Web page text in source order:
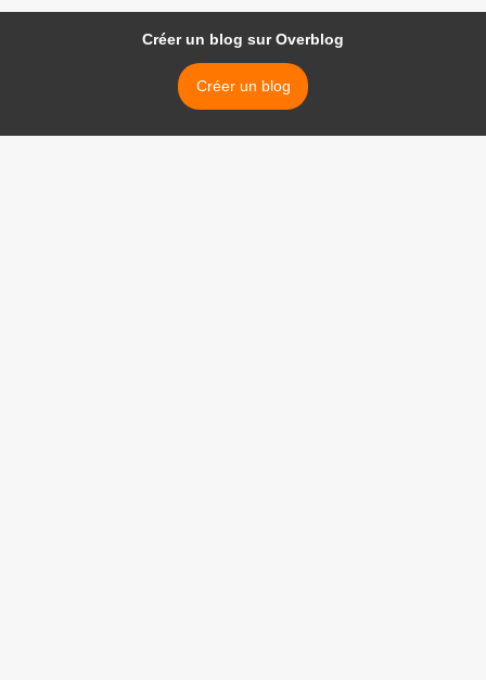
Créer un blog sur Overblog
Créer un blog